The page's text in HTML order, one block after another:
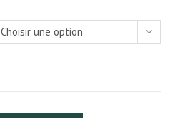
Choisir une option